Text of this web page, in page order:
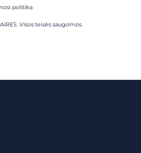
politika
Visos teisės saugomos.